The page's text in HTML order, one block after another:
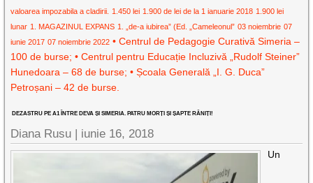
valoarea impozabila a cladirii. 1.450 lei 1.900 de lei de la 1 ianuarie 2018 1.900 lei
lunar 1. MAGAZINUL EXPANS 1. „de-a iubirea” (Ed. „Cameleonul” 03 noiembrie 07
iunie 2017 07 noiembrie 2022 • Centrul de Pedagogie Curativă Simeria –
100 de burse; • Centrul pentru Educație Incluzivă „Rudolf Steiner”
Hunedoara – 68 de burse; • Școala Generală „I. G. Duca”
Petroșani – 42 de burse.
DEZASTRU PE A1 ÎNTRE DEVA ȘI SIMERIA. PATRU MORȚI ȘI ȘAPTE RĂNIȚI!
Diana Rusu | iunie 16, 2018
Un